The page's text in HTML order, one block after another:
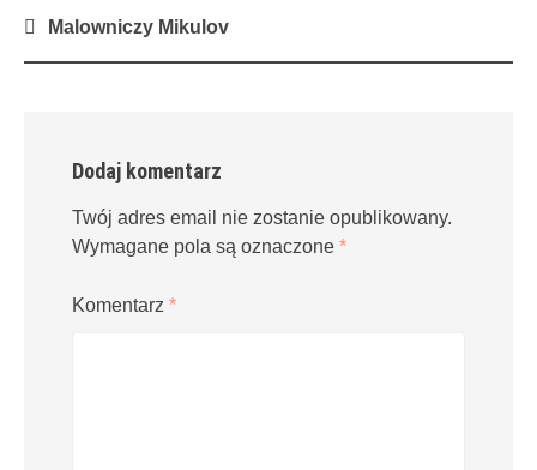
PostMalowniczy Mikulov
Dodaj komentarz
Twój adres email nie zostanie opublikowany.
Wymagane pola są oznaczone *
Komentarz *